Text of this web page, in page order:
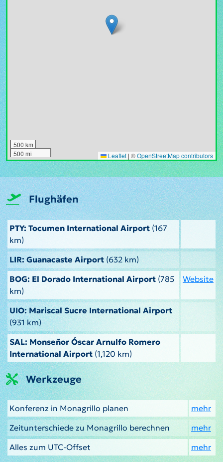
500 km
500 mi
Leaflet | ©OpenStreetMap contributors
Flughäfen
PTY: Tocumen International Airport (167
km)
LIR: Guanacaste Airport(632 km)
BOG: El Dorado International Airport (785
km)
Website
UIO: Mariscal Sucre International Airport
(931 km)
SAL: Monseñor Óscar Arnulfo Romero
International Airport (1,120 km)
Werkzeuge
Konferenz in Monagrillo planen
mehr
Zeitunterschiede zu Monagrillo berechnen
mehr
Alles zum UTC-Offset
mehr